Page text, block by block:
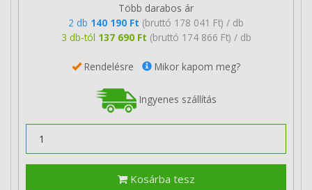
Több darabos ár
2 db 140 190 Ft (bruttó 178 041 Ft) / db
3 db-tól 137 690 Ft (bruttó 174 866 Ft) / db
Rendelésre Mikor kapom meg?
Ingyenes szállítás
Kosárba tesz